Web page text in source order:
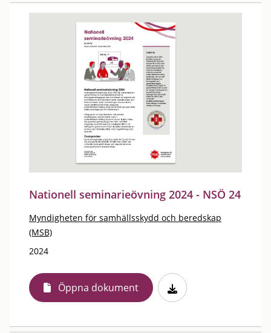
Nationell seminarieövning 2024 - NSÖ 24
Myndigheten för samhällsskydd och beredskap
(MSB)
2024
Öppna dokument